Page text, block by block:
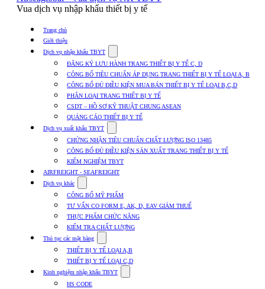
Vua dịch vụ nhập khẩu thiết bị y tế
Trang chủ
Giới thiệu
Dịch vụ nhập khẩu TBYT
submenu
for
Dịch
vụ
nhập
khẩu
TBYT
ĐĂNG KÝ LƯU HÀNH TRANG THIẾT BỊ Y TẾ C, D
CÔNG BỐ TIÊU CHUẨN ÁP DỤNG TRANG THIẾT BỊ Y TẾ LOẠI A, B
CÔNG BỐ ĐỦ ĐIỀU KIỆN MUA BÁN THIẾT BỊ Y TẾ LOẠI B,C,D
PHÂN LOẠI TRANG THIẾT BỊ Y TẾ
CSDT – HỒ SƠ KỸ THUẬT CHUNG ASEAN
QUẢNG CÁO THIẾT BỊ Y TẾ
Dịch vụ xuất khẩu TBYT
submenu
for
Dịch
vụ
xuất
TBYT
CHỨNG NHẬN TIÊU CHUẨN CHẤT LƯỢNG ISO 13485
CÔNG BỐ ĐỦ ĐIỀU KIỆN SẢN XUẤT TRANG THIẾT BỊ Y TẾ
KIỂM NGHIỆM TBYT
AIRFREIGHT - SEAFREIGHT
Dịch vụ khác
submenu
for
Dịch
vụ
khác
CÔNG BỐ MỸ PHẨM
TƯ VẤN CO FORM E, AK, D, EAV GIẢM THUẾ
THỰC PHẨM CHỨC NĂNG
KIỂM TRA CHẤT LƯỢNG
Thủ tục các mặt hàng
submenu
for
Thủ
tục
THIẾT BỊ Y TẾ LOẠI A,B
THIẾT BỊ Y TẾ LOẠI C,D
Kinh nghiệm nhập khẩu TBYT
submenu
HS CODE